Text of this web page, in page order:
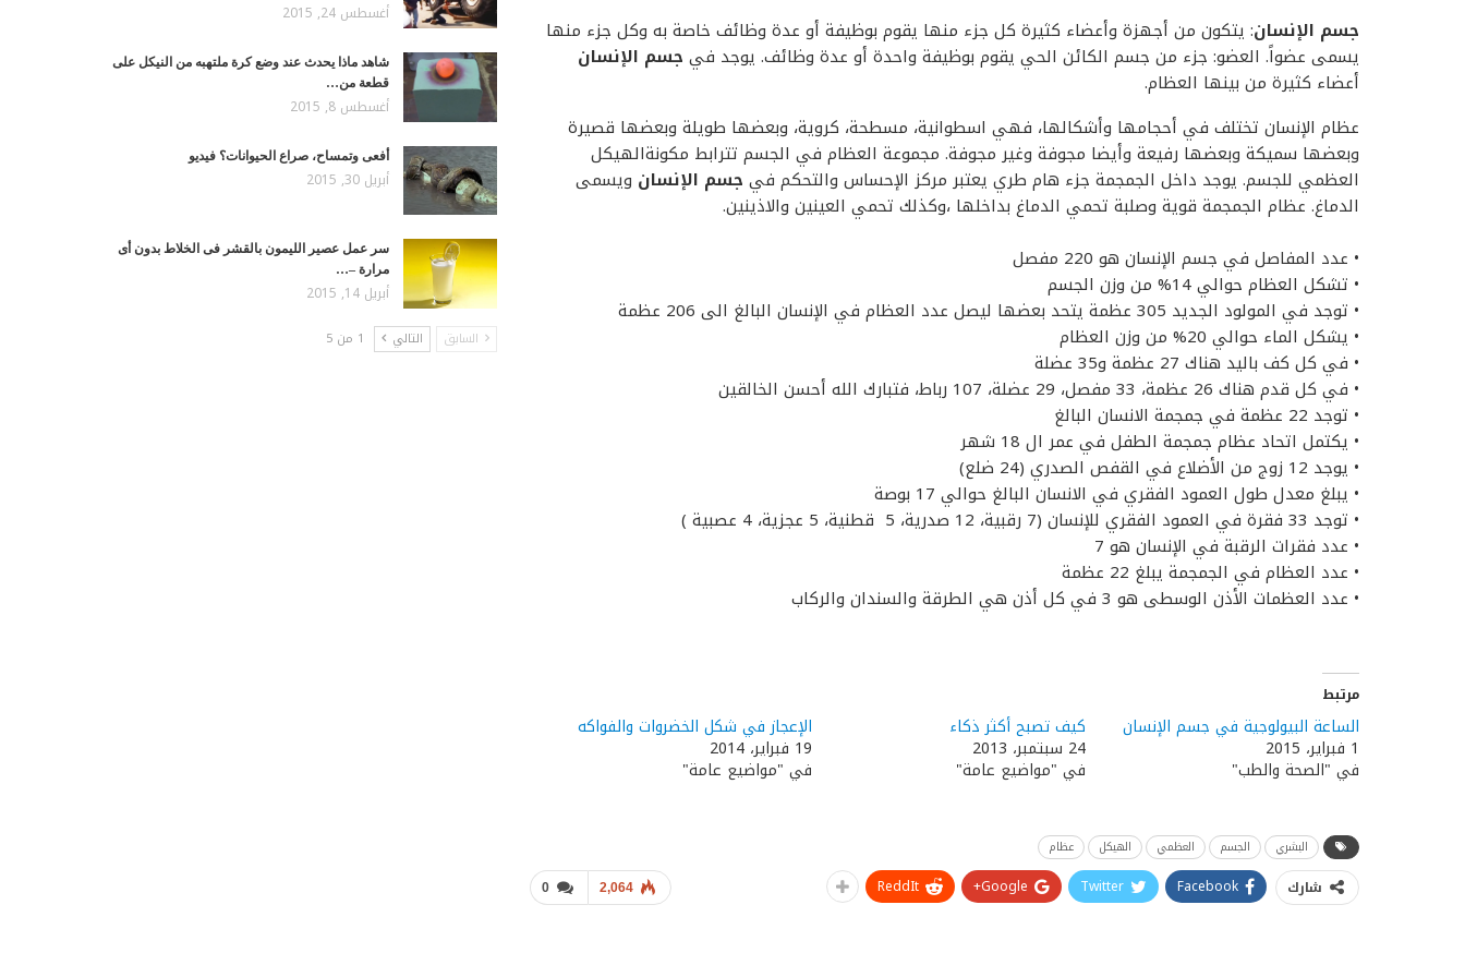
جسم الإنسان: يتكون من أجهزة وأعضاء كثيرة كل جزء منها يقوم بوظيفة أو عدة وظائف خاصة به وكل جزء منها
يسمى عضواً. العضو: جزء من جسم الكائن الحي يقوم بوظيفة واحدة أو عدة وظائف. يوجد في جسم الإنسان
أعضاء كثيرة من بينها العظام.
عظام الإنسان تختلف في أحجامها وأشكالها، فهي اسطوانية، مسطحة، كروية، وبعضها طويلة وبعضها قصيرة
وبعضها سميكة وبعضها رفيعة وأيضا مجوفة وغير مجوفة. مجموعة العظام في الجسم تترابط مكونةالهيكل
العظمي للجسم. يوجد داخل الجمجمة جزء هام طري يعتبر مركز الإحساس والتحكم في جسم الإنسان ويسمى
الدماغ. عظام الجمجمة قوية وصلبة تحمي الدماغ بداخلها ،وكذلك تحمي العينين والاذينين.
• عدد المفاصل في جسم الإنسان هو 220 مفصل
• تشكل العظام حوالي 14% من وزن الجسم
• توجد في المولود الجديد 305 عظمة يتحد بعضها ليصل عدد العظام في الإنسان البالغ الى 206 عظمة
• يشكل الماء حوالي 20% من وزن العظام
• في كل كف باليد هناك 27 عظمة و35 عضلة
• في كل قدم هناك 26 عظمة، 33 مفصل، 29 عضلة، 107 رباط، فتبارك الله أحسن الخالقين
• توجد 22 عظمة في جمجمة الانسان البالغ
• يكتمل اتحاد عظام جمجمة الطفل في عمر ال 18 شهر
• يوجد 12 زوج من الأضلاع في القفص الصدري (24 ضلع)
• يبلغ معدل طول العمود الفقري في الانسان البالغ حوالي 17 بوصة
• توجد 33 فقرة في العمود الفقري للإنسان (7 رقبية، 12 صدرية، 5 قطنية، 5 عجزية، 4 عصبية )
• عدد فقرات الرقبة في الإنسان هو 7
• عدد العظام في الجمجمة يبلغ 22 عظمة
• عدد العظمات الأذن الوسطى هو 3 في كل أذن هي الطرقة والسندان والركاب
مرتبط
الساعة البيولوجية في جسم الإنسان
1 فبراير، 2015
في "الصحة والطب"
كيف تصبح أكثر ذكاء
24 سبتمبر، 2013
في "مواضيع عامة"
الإعجاز في شكل الخضروات والفواكه
19 فبراير، 2014
في "مواضيع عامة"
البشري الجسم العظمي الهيكل عظام
0 2,064 شارك Facebook
Twitter
Google+
ReddIt
أغسطس 24, 2015
شاهد ماذا يحدث عند وضع كرة ملتهبه من النيكل على
قطعة من…
أغسطس 8, 2015
أفعى وتمساح، صراع الحيوانات؟ فيديو
أبريل 30, 2015
سر عمل عصير الليمون بالقشر فى الخلاط بدون أى
مرارة –…
أبريل 14, 2015
السابق التالي 1 من 5